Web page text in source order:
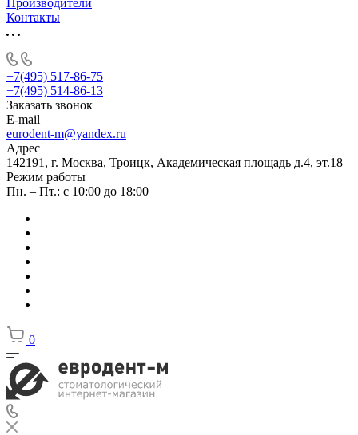
Контакты
+7(495) 517-86-75
+7(495) 514-86-13
Заказать звонок
E-mail
eurodent-m@yandex.ru
Адрес
142191, г. Москва, Троицк, Академическая площадь д.4, эт.18
Режим работы
Пн. – Пт.: с 10:00 до 18:00
0